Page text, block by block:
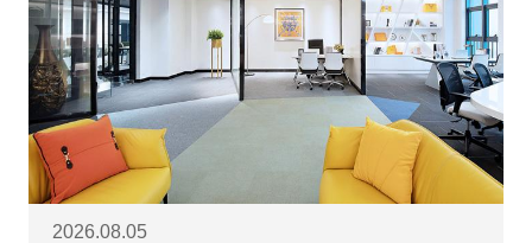
2026.08.05